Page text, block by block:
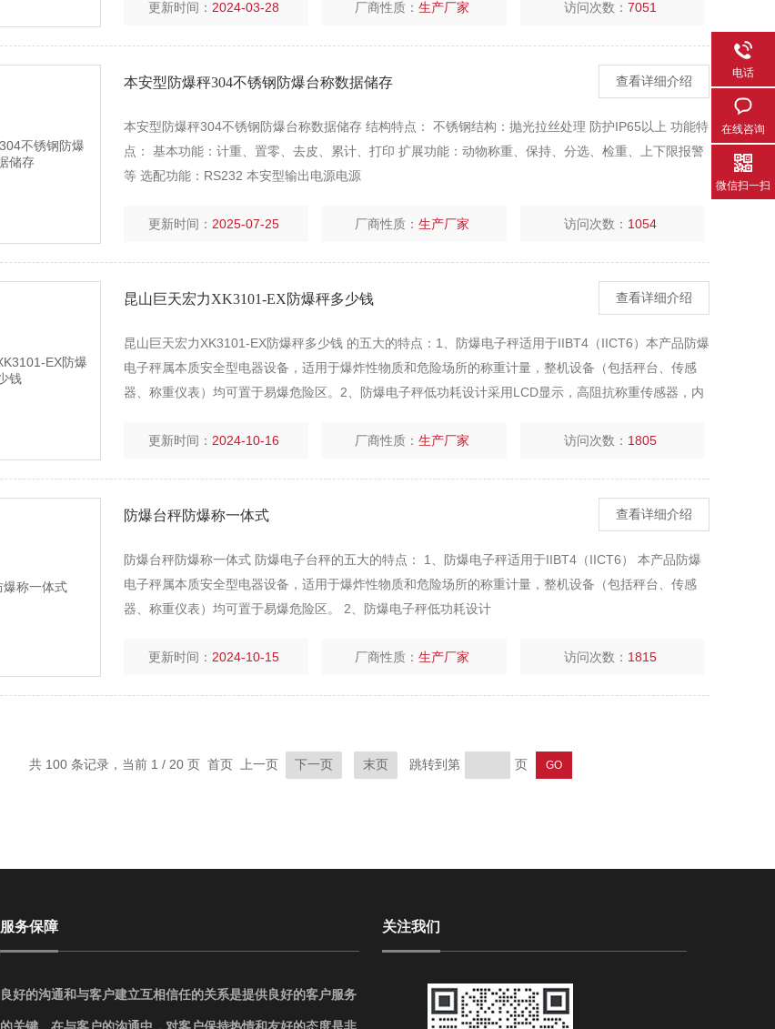
更新时间：2024-03-28 厂商性质：生产厂家 访问次数：7051
本安型防爆秤304不锈钢防爆台称数据储存 查看详细介绍
本安型防爆秤304不锈钢防爆台称数据储存 结构特点： 不锈钢结构：抛光拉丝处理 防护IP65以上 功能特
点： 基本功能：计重、置零、去皮、累计、打印 扩展功能：动物称重、保持、分选、检重、上下限报警
等 选配功能：RS232 本安型输出电源电源
更新时间：2025-07-25 厂商性质：生产厂家 访问次数： 1054
昆山巨天宏力XK3101-EX防爆秤多少钱 查看详细介绍
昆山巨天宏力XK3101-EX防爆秤多少钱 的五大的特点：1、防爆电子秤适用于IIBT4（IICT6）本产品防爆
电子秤属本质安全型电器设备，适用于爆炸性物质和危险场所的称重计量，整机设备（包括秤台、传感
器、称重仪表）均可置于易爆危险区。2、防爆电子秤低功耗设计采用LCD显示，高阻抗称重传感器，内
更新时间：2024-10-16 厂商性质：生产厂家 访问次数： 1805
防爆台秤防爆称一体式 查看详细介绍
防爆台秤防爆称一体式 防爆电子台秤的五大的特点： 1、防爆电子秤适用于IIBT4（IICT6） 本产品防爆
电子秤属本质安全型电器设备，适用于爆炸性物质和危险场所的称重计量，整机设备（包括秤台、传感
器、称重仪表）均可置于易爆危险区。 2、防爆电子秤低功耗设计
更新时间：2024-10-15 厂商性质：生产厂家 访问次数： 1815
共 100 条记录，当前 1 / 20 页 首页 上一页 下一页 末页 跳转到第 页
服务保障
良好的沟通和与客户建立互相信任的关系是提供良好的客户服务
关注我们
电话
在线咨询
微信扫一扫